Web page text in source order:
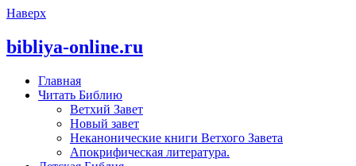
Наверх
bibliya-online.ru
Главная
Читать Библию
Ветхий Завет
Новый завет
Неканонические книги Ветхого Завета
Апокрифическая литература.